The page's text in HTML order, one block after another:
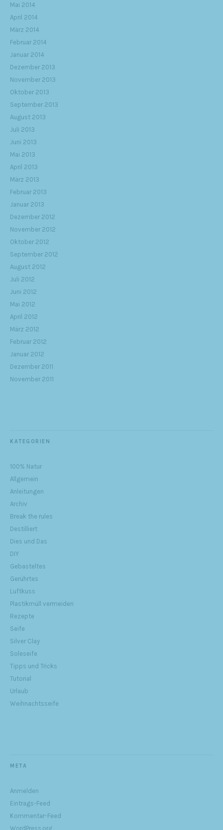
Mai 2014
April 2014
März 2014
Februar 2014
Januar 2014
Dezember 2013
November 2013
Oktober 2013
September 2013
August 2013
Juli 2013
Juni 2013
Mai 2013
April 2013
März 2013
Februar 2013
Januar 2013
Dezember 2012
November 2012
Oktober 2012
September 2012
August 2012
Juli 2012
Juni 2012
Mai 2012
April 2012
März 2012
Februar 2012
Januar 2012
Dezember 2011
November 2011
KATEGORIEN
100% Natur
Allgemein
Anleitungen
Archiv
Break the rules
Destilliert
Dies und Das
DIY
Gebasteltes
Gerührtes
Luftkuss
Plastikmüll vermeiden
Rezepte
Seife
Silver Clay
Soleseife
Tipps und Tricks
Tutorial
Urlaub
Weihnachtsseife
META
Anmelden
Eintrags-Feed
Kommentar-Feed
WordPress.org